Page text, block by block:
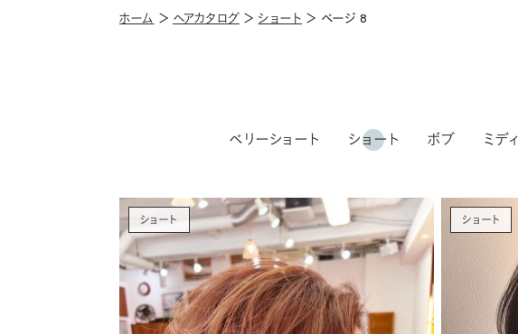
ホーム ＞ ヘアカタログ＞ ショート ＞ ページ 8
ベリーショート ショート ボブ ミデ
ショート ショート